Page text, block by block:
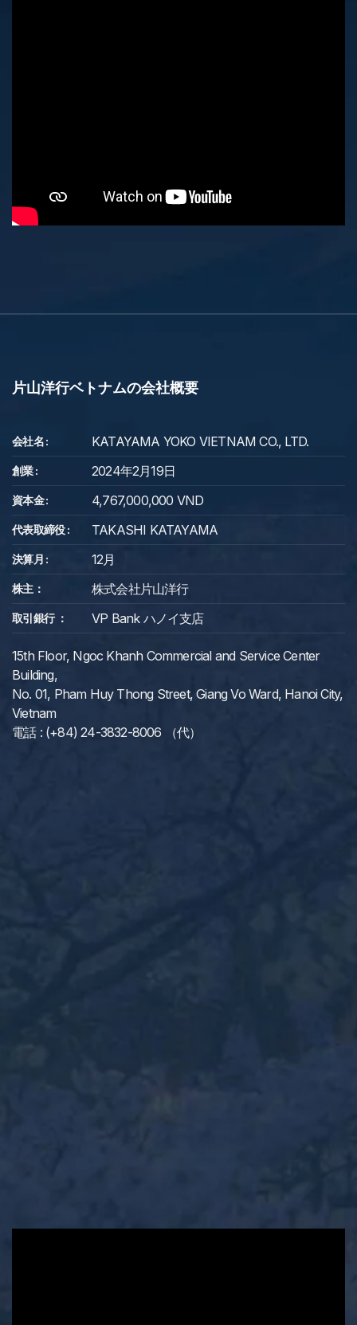
片山洋行ベトナムの会社概要
会社名 : KATAYAMA YOKO VIETNAM CO., LTD.
創業 : 2024年2月19日
資本金 : 4,767,000,000 VND
代表取締役 : TAKASHI KATAYAMA
決算月 : 12月
株主： 株式会社片山洋行
取引銀行 ： VP Bank ハノイ支店
15th Floor, Ngoc Khanh Commercial and Service Center
Building,
No. 01, Pham Huy Thong Street, Giang Vo Ward, Hanoi City,
Vietnam
電話 : (+84) 24-3832-8006 （代）